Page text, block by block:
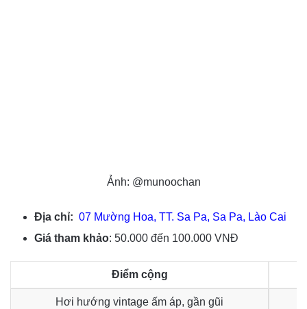
Ảnh: @munoochan
Địa chỉ: 07 Mường Hoa, TT. Sa Pa, Sa Pa, Lào Cai
Giá tham khảo: 50.000 đến 100.000 VNĐ
Điểm cộng
Hơi hướng vintage ấm áp, gần gũi